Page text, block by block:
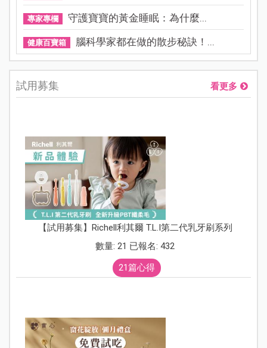
專家專欄 守護寶寶的黃金睡眠：為什麼...
健康百寶箱 腦科學家都在做的散步秘訣！...
試用募集 看更多
【試用募集】Richell利其爾 T.L.I第二代乳牙刷系列
數量: 21 已報名: 432
21篇心得